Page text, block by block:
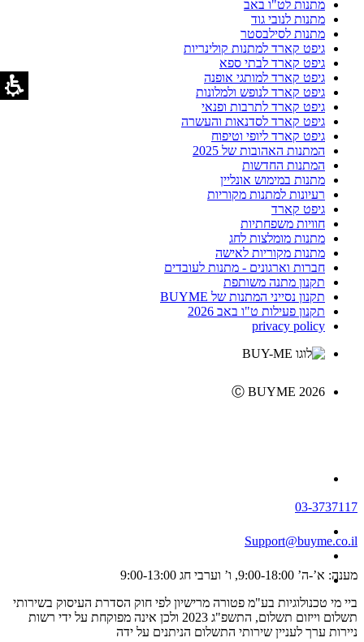
מתנות לט"ו באב
מתנות לנובי גוד
מתנות לסילבסטר
גיפט קארד למתנות קולינריות
גיפט קארד לבתי ספא
גיפט קארד למותגי אופנה
גיפט קארד לנופש ולמלונות
גיפט קארד לתרבות ופנאי
גיפט קארד לסדנאות והעשרה
גיפט קארד ליופי וטיפוח
המתנות האהובות של 2025
המתנות החדשות
מתנות במימוש אונליין
רעיונות למתנות מקוריות
גיפט קארד
חוויות משפחתיות
מתנות מומלצות לחג
מתנות מקוריות לאישה
חברות וארגונים - מתנות לעובדים
תקנון מתנה משותפת
תקנון נסייני המתנות של BUYME
תקנון פעילות ט"ו באב 2026
privacy policy
Ⓒ BUYME 2026
03-3737117
Support@buyme.co.il
מענה: א’-ה’ 9:00-18:00, ו’ וערבי חג 9:00-13:00
ביי מי טכנולוגיות בע"מ פטורה מרישיון לפי חוק הסדרת העיסוק בשירותי
תשלום וייזום תשלום, התשפ"ג 2023 ולכן אינה מפוקחת על ידי רשות
ניירות ערך לעניין שירותי התשלום הניתנים על ידה